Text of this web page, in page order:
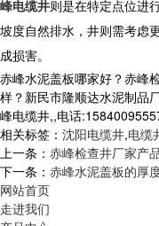
峰电缆井则是在特定点位进
坡度自然排水，井则需考虑
成损害。
赤峰水泥盖板哪家好？赤峰
样？新民市隆顺达水泥制品
峰电缆井,,电话
相关标签： 沈阳电缆井,电缆
上一条： 赤峰检查井厂家产
下一条： 赤峰水泥盖板的厚
网站首页
走进我们